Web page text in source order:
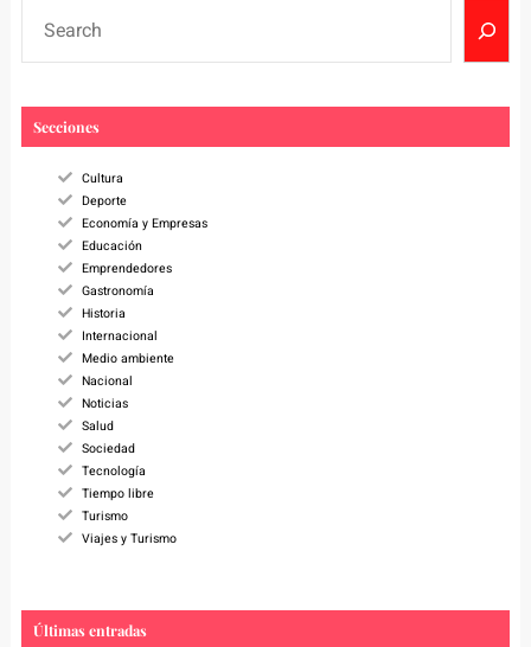
a
r
Secciones
Cultura
Deporte
Economía y Empresas
Educación
Emprendedores
Gastronomía
Historia
Internacional
Medio ambiente
Nacional
Noticias
Salud
Sociedad
Tecnología
Tiempo libre
Turismo
Viajes y Turismo
Últimas entradas